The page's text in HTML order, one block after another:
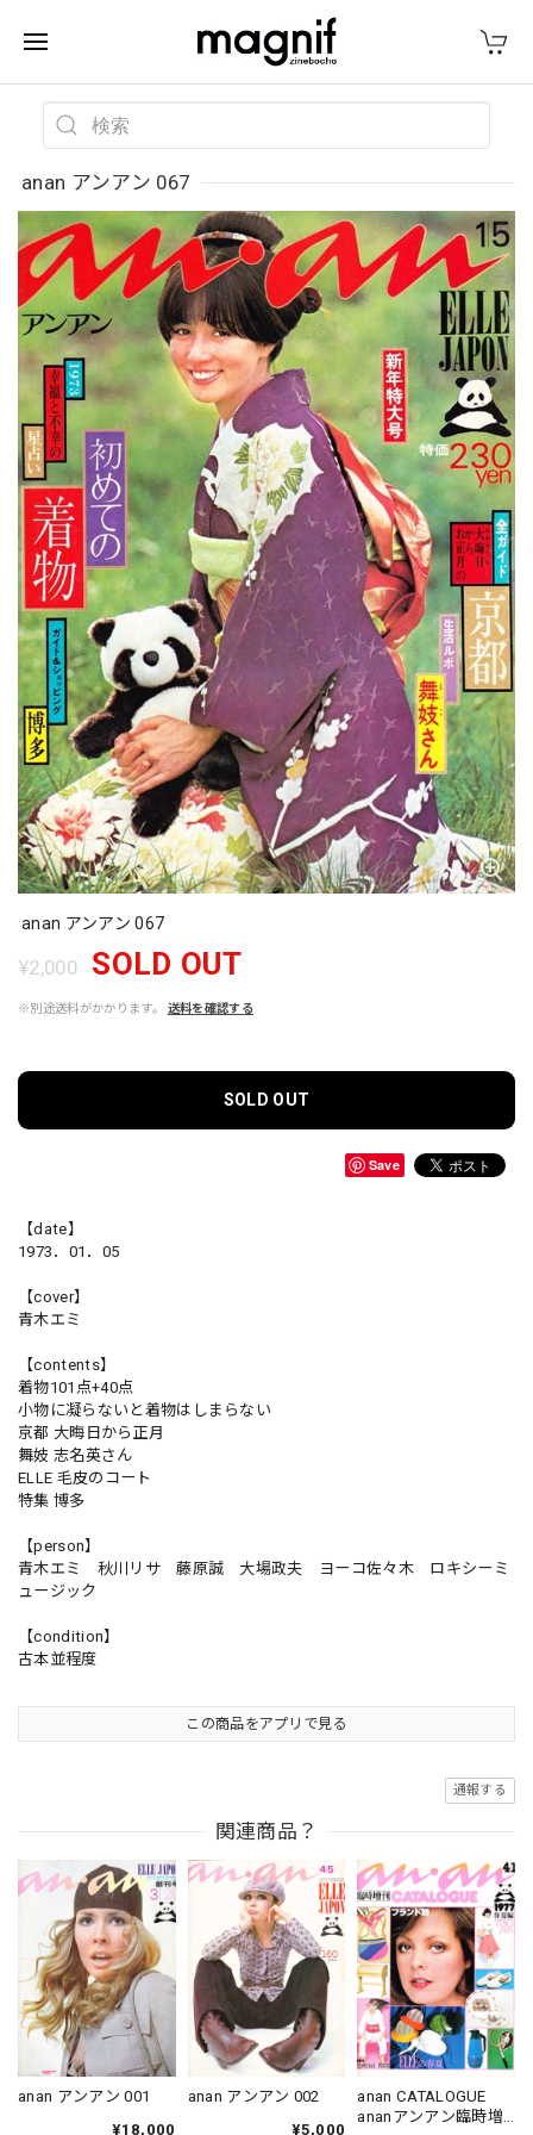
anan アンアン 067
anan アンアン 067
¥2,000 SOLD OUT
※別途送料がかかります。 送料を確認する
SOLD OUT
Save
【date】
1973．01．05
【cover】
青木エミ
【contents】
着物101点+40点
小物に凝らないと着物はしまらない
京都 大晦日から正月
舞妓 志名英さん
ELLE 毛皮のコート
特集 博多
【person】
青木エミ 秋川リサ 藤原誠 大場政夫 ヨーコ佐々木 ロキシーミ
ュージック
【condition】
古本並程度
この商品をアプリで見る
通報する
関連商品？
anan アンアン 001
¥18,000
anan アンアン 002
¥5,000
anan CATALOGUE
ananアンアン臨時増